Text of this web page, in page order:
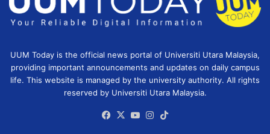
UUM Today is the official news portal of Universiti Utara Malaysia,
providing important announcements and updates on daily campus
life. This website is managed by the university authority. All rights
reserved by Universiti Utara Malaysia.
Facebook
X YouTubeInstagram